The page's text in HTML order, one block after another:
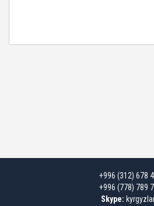
+996 (312) 678
+996 (778) 789
Skype: